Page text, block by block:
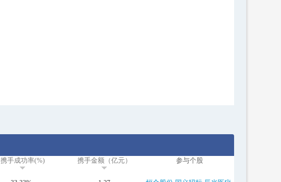
携手成功率(%) 携手金额（亿元） 参与个股